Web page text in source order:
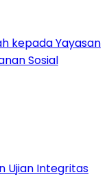
kepada Yayasan
Sosial
Ujian Integritas